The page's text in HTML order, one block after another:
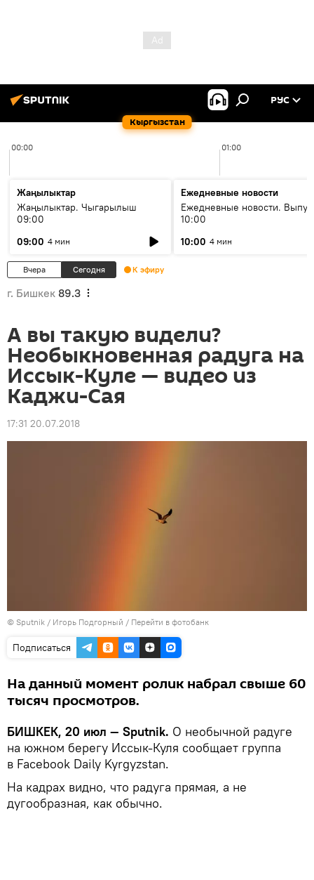
Кыргызстан
РУС
00:00 01:00
Жаңылыктар
Жаңылыктар. Чыгарылыш
09:00
09:00 4 мин
Ежедневные новости
Ежедневные новости.
10:00
10:00 4 мин
Вчера Сегодня К эфиру
г. Бишкек 89.3
А вы такую видели?
Необыкновенная радуга на
Иссык-Куле — видео из
Каджи-Сая
17:31 20.07.2018
© Sputnik / Игорь Подгорный / Перейти в фотобанк
Подписаться
На данный момент ролик набрал свыше 60
тысяч просмотров.
БИШКЕК, 20 июл — Sputnik. О необычной радуге
на южном берегу Иссык-Куля сообщает группа
в Facebook Daily Kyrgyzstan.
На кадрах видно, что радуга прямая, а не
дугообразная, как обычно.